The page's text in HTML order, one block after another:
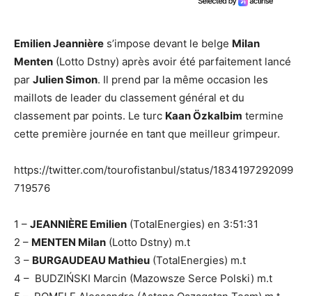
Emilien Jeannière s’impose devant le belge Milan
Menten (Lotto Dstny) après avoir été parfaitement lancé
par Julien Simon. Il prend par la même occasion les
maillots de leader du classement général et du
classement par points. Le turc Kaan Özkalbim termine
cette première journée en tant que meilleur grimpeur.
https://twitter.com/tourofistanbul/status/1834197292099
719576
1 – JEANNIÈRE Emilien (TotalEnergies) en 3:51:31
2 – MENTEN Milan (Lotto Dstny) m.t
3 – BURGAUDEAU Mathieu (TotalEnergies) m.t
4 – BUDZIŃSKI Marcin (Mazowsze Serce Polski) m.t